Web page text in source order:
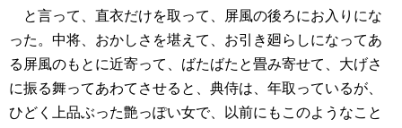
と言って、直衣だけを取って、屏風の後ろにお入りにな
った。中将、おかしさを堪えて、お引き廻らしになってあ
る屏風のもとに近寄って、ばたばたと畳み寄せて、大げさ
に振る舞ってあわてさせると、典侍は、年取っているが、
ひどく上品ぶった艶っぽい女で、以前にもこのようなこと